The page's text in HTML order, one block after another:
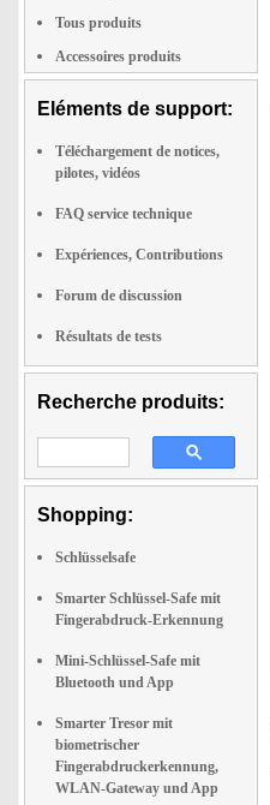
Tous produits
Accessoires produits
Eléments de support:
Téléchargement de notices,
pilotes, vidéos
FAQ service technique
Expériences, Contributions
Forum de discussion
Résultats de tests
Recherche produits:
Shopping:
Schlüsselsafe
Smarter Schlüssel-Safe mit
Fingerabdruck-Erkennung
Mini-Schlüssel-Safe mit
Bluetooth und App
Smarter Tresor mit
biometrischer
Fingerabdruckerkennung,
WLAN-Gateway und App